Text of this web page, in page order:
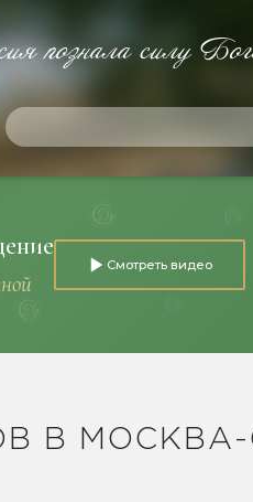
познала силу
Смотреть видео
В